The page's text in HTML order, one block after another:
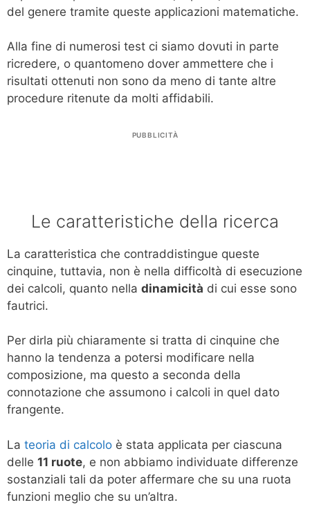
del genere tramite queste applicazioni matematiche.
Alla fine di numerosi test ci siamo dovuti in parte
ricredere, o quantomeno dover ammettere che i
risultati ottenuti non sono da meno di tante altre
procedure ritenute da molti affidabili.
PUBBLICITÀ
Le caratteristiche della ricerca
La caratteristica che contraddistingue queste
cinquine, tuttavia, non è nella difficoltà di esecuzione
dei calcoli, quanto nella dinamicità di cui esse sono
fautrici.
Per dirla più chiaramente si tratta di cinquine che
hanno la tendenza a potersi modificare nella
composizione, ma questo a seconda della
connotazione che assumono i calcoli in quel dato
frangente.
La teoria di calcolo è stata applicata per ciascuna
delle 11 ruote, e non abbiamo individuate differenze
sostanziali tali da poter affermare che su una ruota
funzioni meglio che su un’altra.